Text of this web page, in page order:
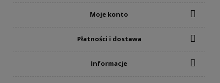
Moje konto
Płatności i dostawa
Informacje